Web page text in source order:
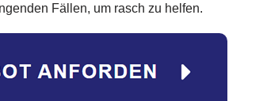
Fällen, um rasch zu helfen.